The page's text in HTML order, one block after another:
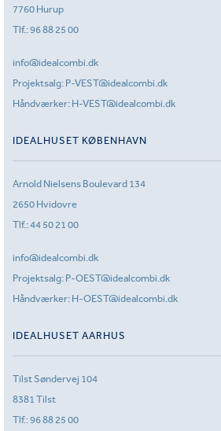
7760 Hurup
Tlf.:96 88 25 00
info@idealcombi.dk
Projektsalg: P-VEST@idealcombi.dk
Håndværker: H-VEST@idealcombi.dk
IDEALHUSET KØBENHAVN
Arnold Nielsens Boulevard 134
2650 Hvidovre
Tlf.:44 50 21 00
info@idealcombi.dk
Projektsalg: P-OEST@idealcombi.dk
Håndværker: H-OEST@idealcombi.dk
IDEALHUSET AARHUS
Tilst Søndervej 104
8381 Tilst
Tlf.:96 88 25 00